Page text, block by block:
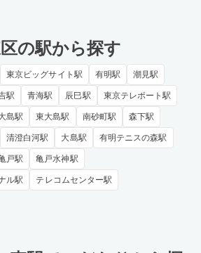
の駅から探す
東京ビッグサイト駅 有明駅 潮見駅
駅 青海駅 辰巳駅 東京テレポート駅
島駅 東大島駅 南砂町駅 森下駅
清澄白河駅 大島駅 有明テニスの森駅
戸駅 亀戸水神駅
ル駅 テレコムセンター駅